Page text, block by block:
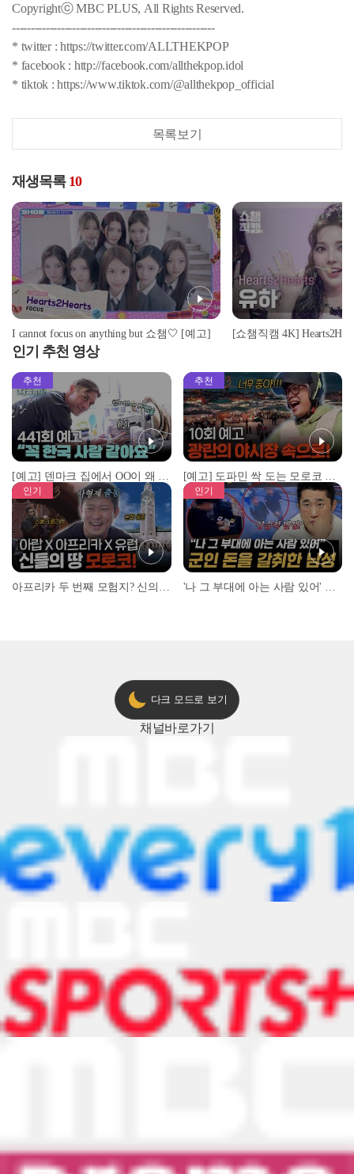
Copyrightⓒ MBC PLUS, All Rights Reserved.
------------------------------------------------------
* twitter : https://twitter.com/ALLTHEKPOP
* facebook : http://facebook.com/allthekpop.idol
* tiktok : https://www.tiktok.com/@allthekpop_official
목록보기
재생목록 10
I cannot focus on anything but 쇼챔🤍 [예고]
인기 추천 영상
추천
[예고] 덴마크 집에서 OO이 왜 나와...? 이상할 정도로 한국을 사랑하는 우리 형을 제보합니다!
추천
[예고] 도파민 싹 도는 모로코 야시장 투어!
인기 인기
다크 모드로 보기
채널바로가기